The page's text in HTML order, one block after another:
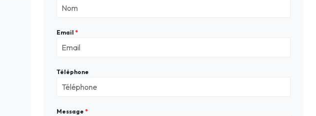
Email *
Téléphone
Message *